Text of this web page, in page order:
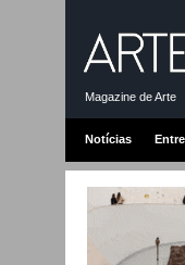
Magazine de Arte
Notícias